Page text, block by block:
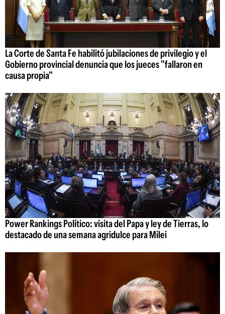
La Corte de Santa Fe habilitó jubilaciones de privilegio y el
Gobierno provincial denuncia que los jueces "fallaron en
causa propia"
Power Rankings Político: visita del Papa y ley de Tierras, lo
destacado de una semana agridulce para Milei